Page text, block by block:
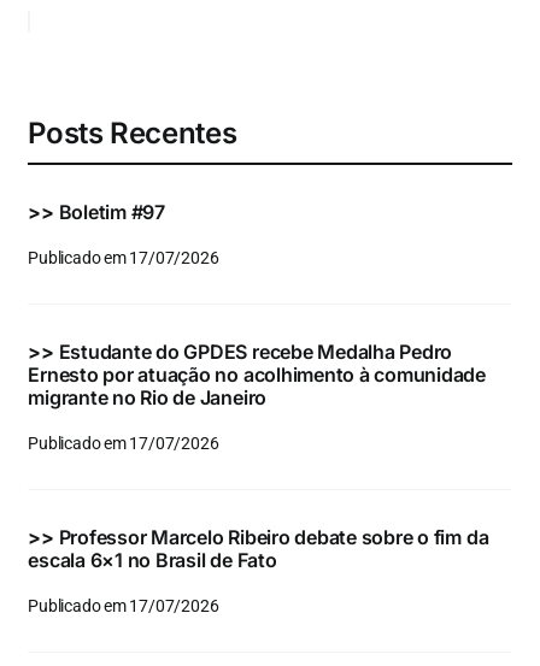
Eventos e Certificados
para:
Posts Recentes
>> Boletim #97
Publicado em 17/07/2026
>> Estudante do GPDES recebe Medalha Pedro
Ernesto por atuação no acolhimento à comunidade
migrante no Rio de Janeiro
Publicado em 17/07/2026
>> Professor Marcelo Ribeiro debate sobre o fim da
escala 6×1 no Brasil de Fato
Publicado em 17/07/2026